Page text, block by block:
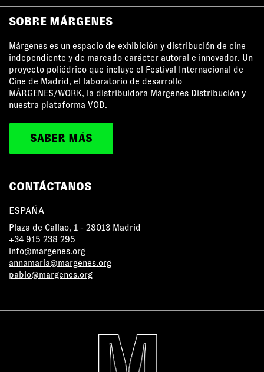
SOBRE MÁRGENES
Márgenes es un espacio de exhibición y distribución de cine
independiente y de marcado carácter autoral e innovador. Un
proyecto poliédrico que incluye el Festival Internacional de
Cine de Madrid, el laboratorio de desarrollo
MÁRGENES/WORK, la distribuidora Márgenes Distribución y
nuestra plataforma VOD.
SABER MÁS
CONTÁCTANOS
ESPAÑA
Plaza de Callao, 1 - 28013 Madrid
+34 915 238 295
info@margenes.org
annamaria@margenes.org
pablo@margenes.org